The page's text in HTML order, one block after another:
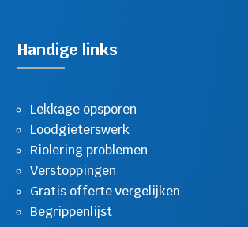
Handige links
Lekkage opsporen
Loodgieterswerk
Riolering problemen
Verstoppingen
Gratis offerte vergelijken
Begrippenlijst